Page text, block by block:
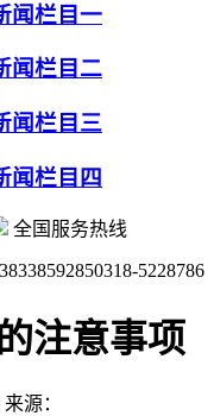
闻栏目一
闻栏目二
闻栏目三
闻栏目四
全国服务热线
0318-5228786
注意事项
来源：